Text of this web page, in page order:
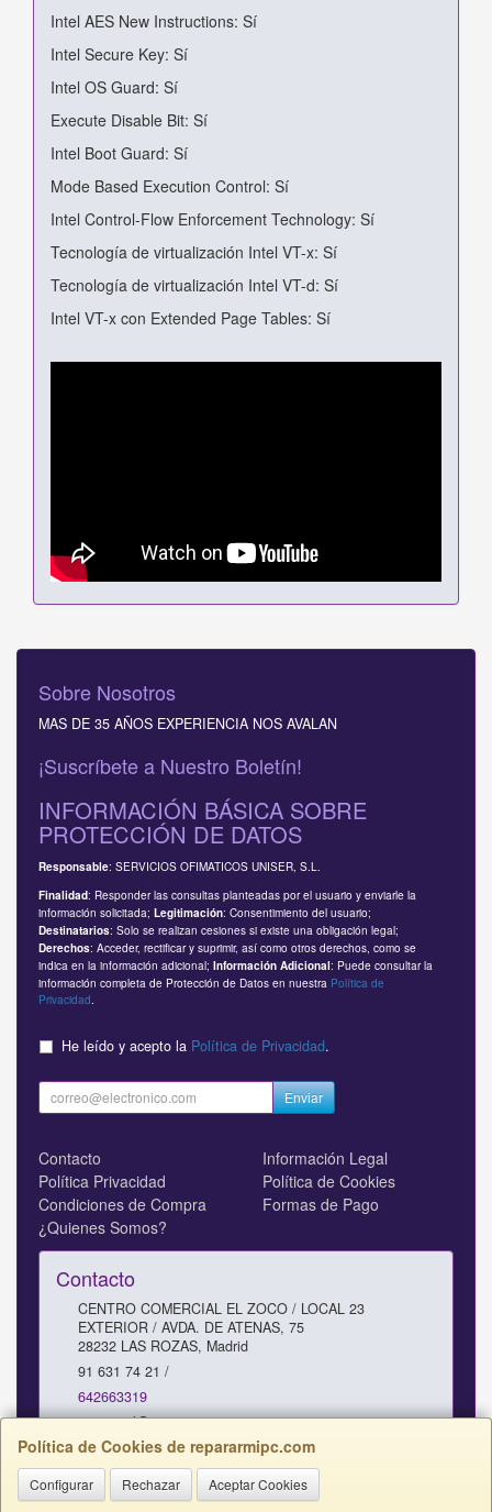
Intel AES New Instructions: Sí
Intel Secure Key: Sí
Intel OS Guard: Sí
Execute Disable Bit: Sí
Intel Boot Guard: Sí
Mode Based Execution Control: Sí
Intel Control-Flow Enforcement Technology: Sí
Tecnología de virtualización Intel VT-x: Sí
Tecnología de virtualización Intel VT-d: Sí
Intel VT-x con Extended Page Tables: Sí
Política de Cookies de repararmipc.com
Configurar Rechazar Aceptar Cookies
Sobre Nosotros
MAS DE 35 AÑOS EXPERIENCIA NOS AVALAN
¡Suscríbete a Nuestro Boletín!
INFORMACIÓN BÁSICA SOBRE
PROTECCIÓN DE DATOS
Responsable: SERVICIOS OFIMATICOS UNISER, S.L.
Finalidad: Responder las consultas planteadas por el usuario y enviarle la
información solicitada; Legitimación: Consentimiento del usuario;
Destinatarios: Solo se realizan cesiones si existe una obligación legal;
Derechos: Acceder, rectificar y suprimir, así como otros derechos, como se
indica en la información adicional; Información Adicional: Puede consultar la
información completa de Protección de Datos en nuestra Política de
Privacidad
He leído y acepto la Política de Privacidad.
Enviar
Contacto
Información Legal
Política Privacidad
Política de Cookies
Condiciones de Compra
Formas de Pago
¿Quienes Somos?
Contacto
CENTRO COMERCIAL EL ZOCO / LOCAL 23
EXTERIOR / AVDA. DE ATENAS, 75
28232 LAS ROZAS, Madrid
91 631 74 21 /
642663319
comercial@repararmipc.com
Horario